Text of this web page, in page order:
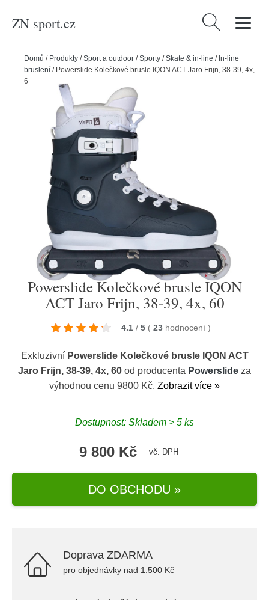
ZN sport.cz Vyhledávání
Domů / Produkty /Sport a outdoor /Sporty /Skate & in-line / In-line
bruslení / Powerslide Kolečkové brusle IQON ACT Jaro Frijn, 38-39, 4x,
60
Powerslide Kolečkové brusle IQON
ACT Jaro Frijn, 38-39, 4x, 60
4.1 / 5 ( 23 hodnocení )
Exkluzivní Powerslide Kolečkové brusle IQON ACT
Jaro Frijn, 38-39, 4x, 60 od producenta Powerslide za
výhodnou cenu 9800 Kč. Zobrazit více »
Dostupnost: Skladem > 5 ks
9 800 Kč vč. DPH
DO OBCHODU »
Doprava ZDARMA
pro objednávky nad 1.500 Kč